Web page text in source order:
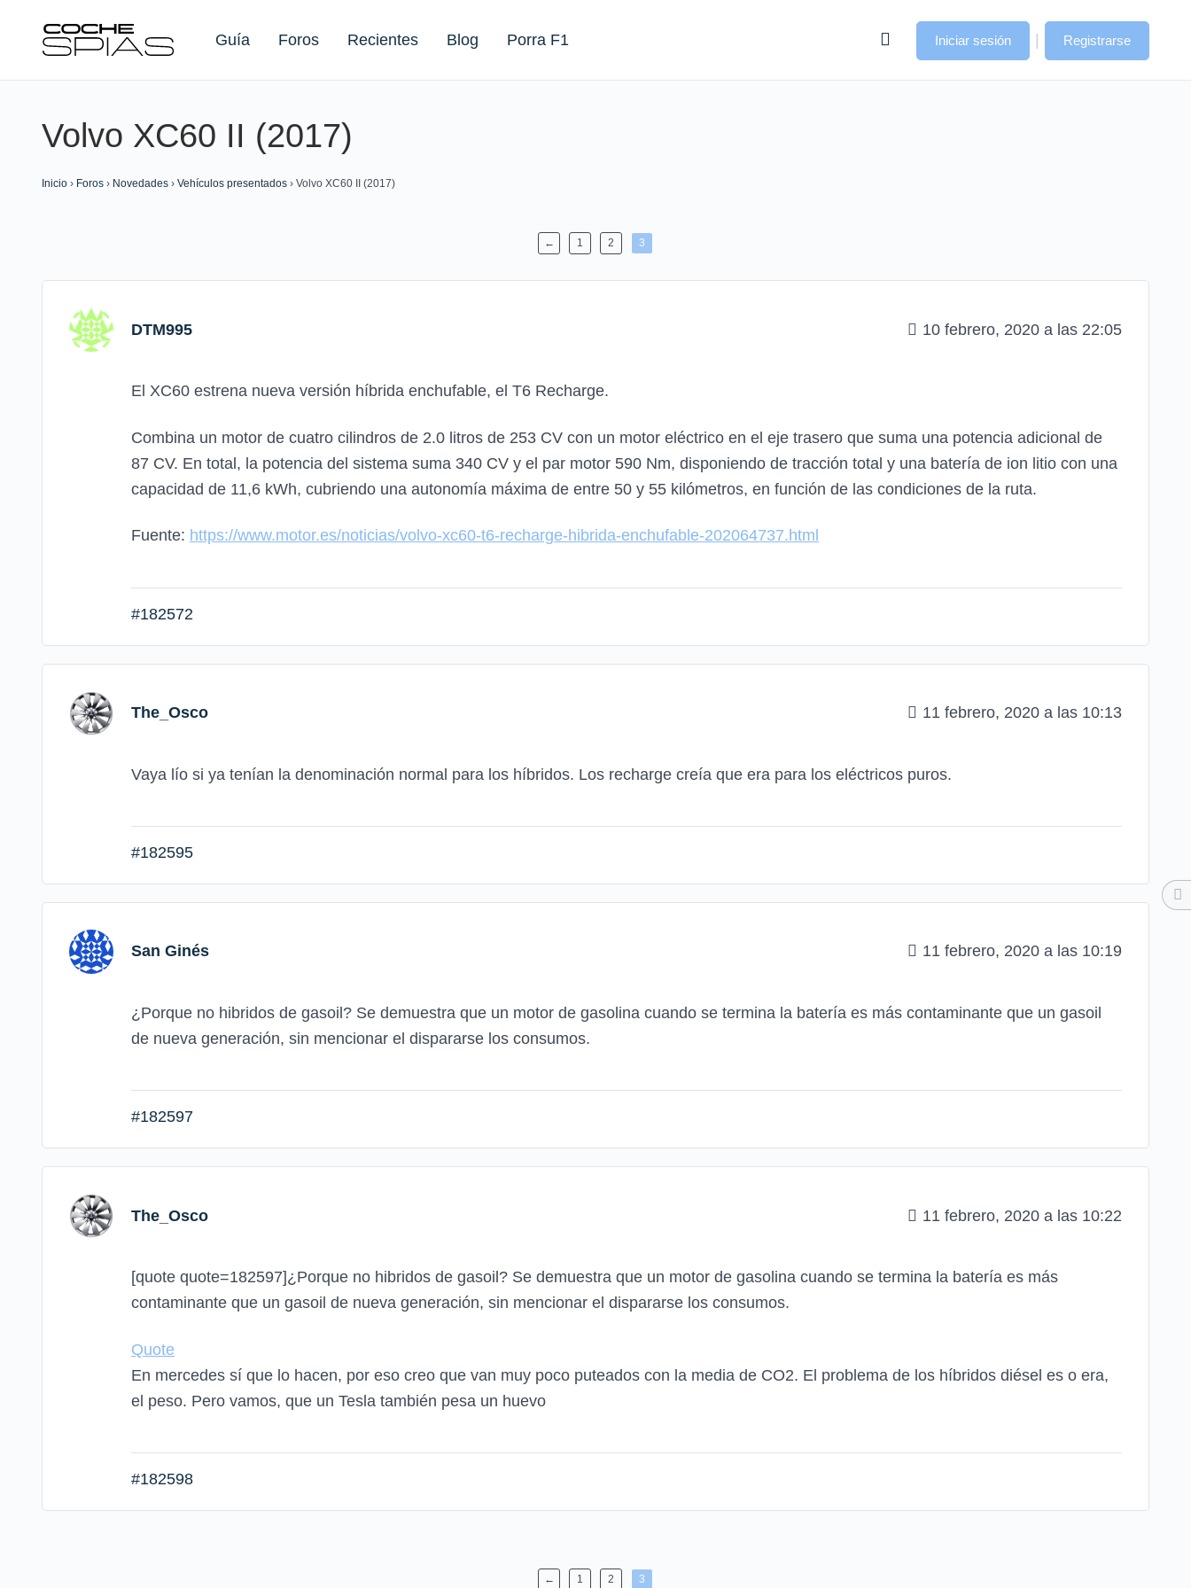
Guía Foros Recientes Blog Porra F1
Buscar:
Iniciar sesión | Registrarse
Volvo XC60 II (2017)
Inicio › Foros › Novedades › Vehículos presentados › Volvo XC60 II (2017)
← 1 2 3
DTM995 10 febrero, 2020 a las 22:05
El XC60 estrena nueva versión híbrida enchufable, el T6 Recharge.
Combina un motor de cuatro cilindros de 2.0 litros de 253 CV con un motor eléctrico en el eje trasero que suma una potencia adicional de
87 CV. En total, la potencia del sistema suma 340 CV y el par motor 590 Nm, disponiendo de tracción total y una batería de ion litio con una
capacidad de 11,6 kWh, cubriendo una autonomía máxima de entre 50 y 55 kilómetros, en función de las condiciones de la ruta.
Fuente: https://www.motor.es/noticias/volvo-xc60-t6-recharge-hibrida-enchufable-202064737.html
#182572
The_Osco 11 febrero, 2020 a las 10:13
Vaya lío si ya tenían la denominación normal para los híbridos. Los recharge creía que era para los eléctricos puros.
#182595
San Ginés 11 febrero, 2020 a las 10:19
¿Porque no hibridos de gasoil? Se demuestra que un motor de gasolina cuando se termina la batería es más contaminante que un gasoil
de nueva generación, sin mencionar el dispararse los consumos.
#182597
The_Osco 11 febrero, 2020 a las 10:22
[quote quote=182597]¿Porque no hibridos de gasoil? Se demuestra que un motor de gasolina cuando se termina la batería es más
contaminante que un gasoil de nueva generación, sin mencionar el dispararse los consumos.
Quote
En mercedes sí que lo hacen, por eso creo que van muy poco puteados con la media de CO2. El problema de los híbridos diésel es o era,
el peso. Pero vamos, que un Tesla también pesa un huevo
#182598
← 1 2 3